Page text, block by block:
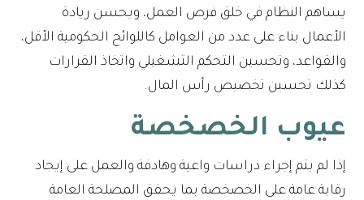
يساهم النظام في خلق فرص العمل، ويحسن ريادة
الأعمال بناء على عدد من العوامل كاللوائح الحكومية الأقل،
والقواعد، وتحسين التحكم التشغيلي واتخاذ القرارات
كذلك تحسين تخصيص رأس المال.
عيوب الخصخصة
إذا لم يتم إجراء دراسات واعية وهادفة والعمل على إيجاد
رقابة عامة على الخصخصة بما يحقق المصلحة العامة